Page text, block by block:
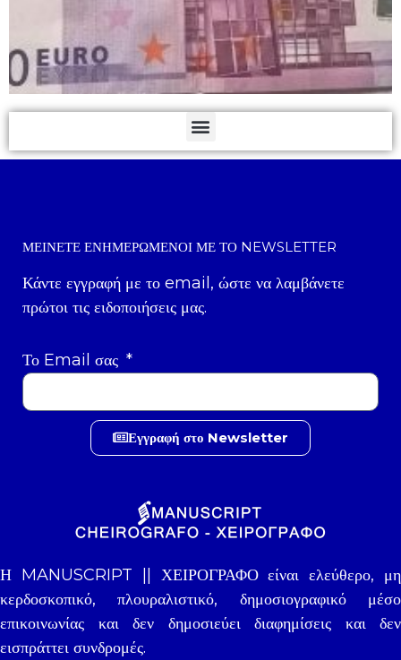
ΜΕΊΝΕΤΕ ΕΝΗΜΕΡΩΜΈΝΟΙ ΜΕ ΤΟ NEWSLETTER
Κάντε εγγραφή με το email, ώστε να λαμβάνετε
πρώτοι τις ειδοποιήσεις μας.
Το Email σας
Εγγραφή στο Newsletter
Η MANUSCRIPT || ΧΕΙΡΟΓΡΑΦΟ είναι ελεύθερο, μη
κερδοσκοπικό, πλουραλιστικό, δημοσιογραφικό μέσο
επικοινωνίας και δεν δημοσιεύει διαφημίσεις και δεν
εισπράττει συνδρομές.